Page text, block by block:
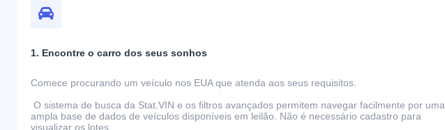
1. Encontre o carro dos seus sonhos
Comece procurando um veículo nos EUA que atenda aos seus requisitos.
O sistema de busca da Stat.VIN e os filtros avançados permitem navegar facilmente por uma
ampla base de dados de veículos disponíveis em leilão. Não é necessário cadastro para
visualizar os lotes.